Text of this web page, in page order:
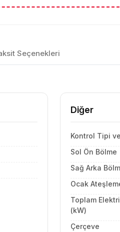
Seçenekleri
Diğer
Kontrol Tipi
Sol Ön Bölme
Sağ Arka
Ocak
Toplam
(kW)
Çerçeve